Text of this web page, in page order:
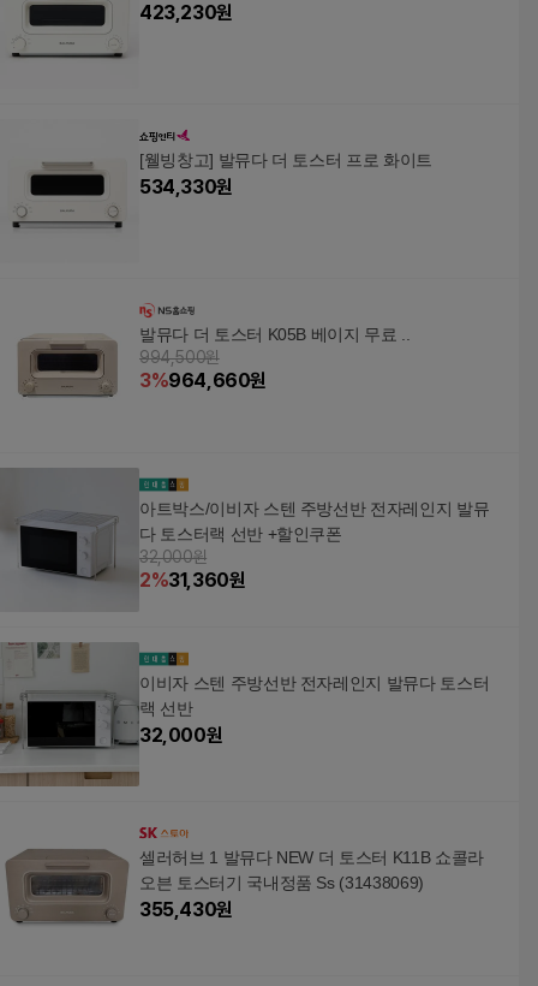
423,230원
[웰빙창고] 발뮤다 더 토스터 프로 화이트
534,330원
발뮤다 더 토스터 K05B 베이지 무료 ..
994,500원
3%964,660원
아트박스/이비자 스텐 주방선반 전자레인지 발뮤
다 토스터랙 선반 +할인쿠폰
32,000원
2%31,360원
이비자 스텐 주방선반 전자레인지 발뮤다 토스터
랙 선반
32,000원
셀러허브 1 발뮤다 NEW 더 토스터 K11B 쇼콜라
오븐 토스터기 국내정품 Ss (31438069)
355,430원